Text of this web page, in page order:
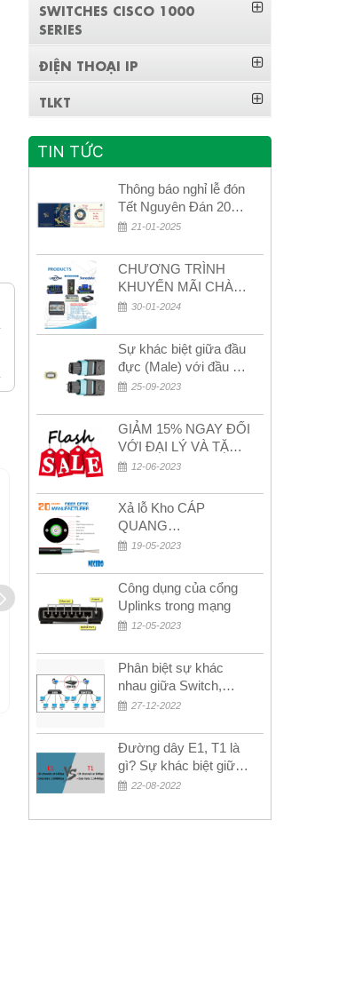
SR
Liên hệ
SWITCHES CISCO 1000
SERIES
ĐIỆN THOẠI IP
TLKT
TIN TỨC
Thông báo nghỉ lễ đón
Tết Nguyên Đán 2026
– Xuân Bính Ngọ!
21-01-2025
CHƯƠNG TRÌNH
KHUYẾN MÃI CHÀO
MỪNG NĂM MỚI
30-01-2024
Sự khác biệt giữa đầu
đực (Male) với đầu cái
(Female) trong bộ đầu
25-09-2023
GIẢM 15% NGAY ĐỐI
VỚI ĐẠI LÝ VÀ TẶNG
QUÀ KHÁCH HÀNG
12-06-2023
Xả lỗ Kho CÁP
QUANG
MULTIMODE CÁP
MULTIMODE 4-8-12-
24Fo SỢI OM1-OM2-
OM3 Siêu Rẻ 5k
19-05-2023
Công dụng của cổng
Uplinks trong mạng
12-05-2023
Phân biệt sự khác
nhau giữa Switch,
Router và Hub
27-12-2022
Đường dây E1, T1 là
gì? Sự khác biệt giữa
E1 và T1
22-08-2022